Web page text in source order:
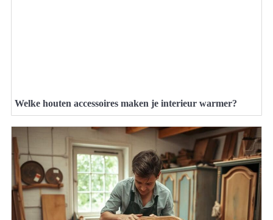
Welke houten accessoires maken je interieur warmer?